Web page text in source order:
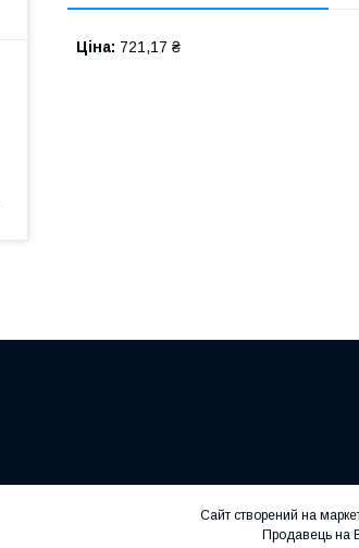
Ціна: 721,17 ₴
Сайт створений на
Продавець на